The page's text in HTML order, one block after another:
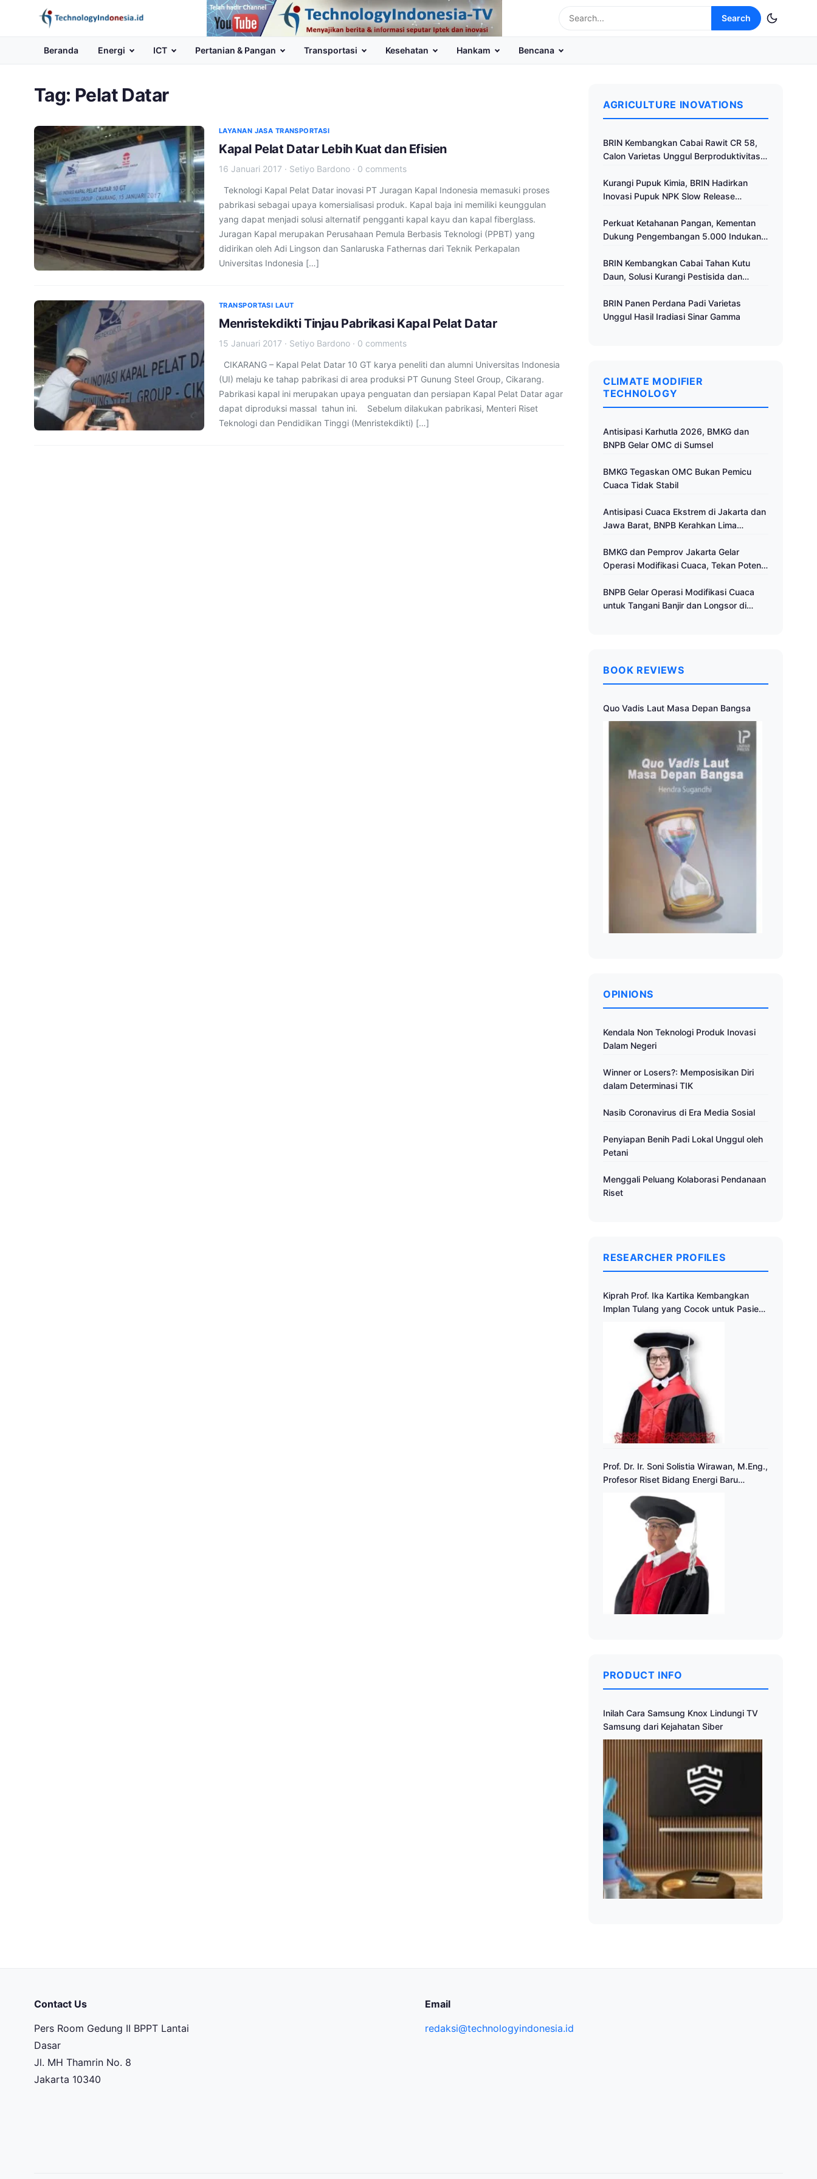
Channel
Youtube
Search
Beranda Energi ICT Pertanian & Pangan Transportasi Kesehatan Hankam Bencana
Tag: Pelat Datar
LAYANAN JASA TRANSPORTASI
Kapal Pelat Datar Lebih Kuat dan Efisien
16 Januari 2017 · Setiyo Bardono · 0 comments
Teknologi Kapal Pelat Datar inovasi PT Juragan Kapal Indonesia memasuki proses
pabrikasi sebagai upaya komersialisasi produk. Kapal baja ini memiliki keunggulan
yang dapat menjadi solusi alternatif pengganti kapal kayu dan kapal fiberglass.
Juragan Kapal merupakan Perusahaan Pemula Berbasis Teknologi (PPBT) yang
didirikan oleh Adi Lingson dan Sanlaruska Fathernas dari Teknik Perkapalan
Universitas Indonesia […]
TRANSPORTASI LAUT
Menristekdikti Tinjau Pabrikasi Kapal Pelat Datar
15 Januari 2017 · Setiyo Bardono · 0 comments
CIKARANG – Kapal Pelat Datar 10 GT karya peneliti dan alumni Universitas Indonesia
(UI) melaju ke tahap pabrikasi di area produksi PT Gunung Steel Group, Cikarang.
Pabrikasi kapal ini merupakan upaya penguatan dan persiapan Kapal Pelat Datar agar
dapat diproduksi massal tahun ini. Sebelum dilakukan pabrikasi, Menteri Riset
Teknologi dan Pendidikan Tinggi (Menristekdikti) […]
AGRICULTURE INOVATIONS
BRIN Kembangkan Cabai Rawit CR 58,
Calon Varietas Unggul Berproduktivitas
Kurangi Pupuk Kimia, BRIN Hadirkan
Inovasi Pupuk NPK Slow Release
Perkuat Ketahanan Pangan, Kementan
Dukung Pengembangan 5.000 Indukan
BRIN Kembangkan Cabai Tahan Kutu
Daun, Solusi Kurangi Pestisida dan
BRIN Panen Perdana Padi Varietas
Unggul Hasil Iradiasi Sinar Gamma
CLIMATE MODIFIER
TECHNOLOGY
Antisipasi Karhutla 2026, BMKG dan
BNPB Gelar OMC di Sumsel
BMKG Tegaskan OMC Bukan Pemicu
Cuaca Tidak Stabil
Antisipasi Cuaca Ekstrem di Jakarta dan
Jawa Barat, BNPB Kerahkan Lima
Cuaca
BMKG dan Pemprov Jakarta Gelar
Operasi Modifikasi Cuaca, Tekan Potensi
BNPB Gelar Operasi Modifikasi Cuaca
untuk Tangani Banjir dan Longsor di
BOOK REVIEWS
Quo Vadis Laut Masa Depan Bangsa
OPINIONS
Kendala Non Teknologi Produk Inovasi
Dalam Negeri
Winner or Losers?: Memposisikan Diri
dalam Determinasi TIK
Nasib Coronavirus di Era Media Sosial
Penyiapan Benih Padi Lokal Unggul oleh
Petani
Menggali Peluang Kolaborasi Pendanaan
Riset
RESEARCHER PROFILES
Kiprah Prof. Ika Kartika Kembangkan
Implan Tulang yang Cocok untuk Pasien
Prof. Dr. Ir. Soni Solistia Wirawan, M.Eng.,
Profesor Riset Bidang Energi Baru
PRODUCT INFO
Inilah Cara Samsung Knox Lindungi TV
Samsung dari Kejahatan Siber
Contact Us
Pers Room Gedung II BPPT Lantai
Dasar
Jl. MH Thamrin No. 8
Jakarta 10340
Email
redaksi@technologyindonesia.id